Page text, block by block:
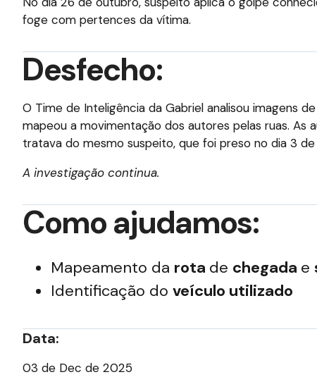
foge com pertences da vítima.
Desfecho:
O Time de Inteligência da Gabriel analisou imagens
mapeou a movimentação dos autores pelas ruas. As
tratava do mesmo suspeito, que foi preso no dia 3
A investigação continua.
Como ajudamos:
Mapeamento da rota de chegada e
Identificação do veículo utilizado
Data:
03 de Dec de 2025